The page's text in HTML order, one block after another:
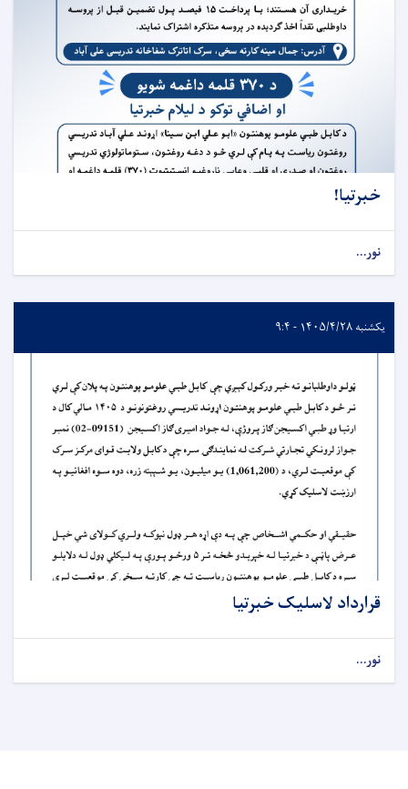
خبرتیا!
نور...
یکشنبه ۱۴۰۵/۴/۲۸ - ۹:۴
قرارداد لاسلیک خبرتیا
نور...